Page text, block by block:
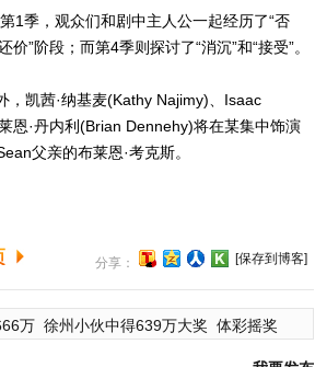
季，观众们和剧中主人公一起经历了“否
”阶段；而第4季则探讨了“消沉”和“接受”。
凯茜·纳基麦(Kathy Najimy)、Isaac
恩·丹内利(Brian Dennehy)将在某集中饰演
父亲的布莱恩·考克斯。
分享： [保存到博客]
万 徐州小伙中得639万大奖 体彩摇奖